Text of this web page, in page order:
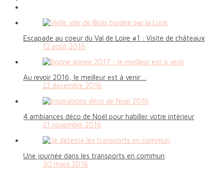
Escapade au coeur du Val de Loire #1 : Visite de châteaux
12 août 2016
Au revoir 2016, le meilleur est à venir…
22 décembre 2016
4 ambiances déco de Noël pour habiller votre intérieur
21 novembre 2016
Une journée dans les transports en commun
30 mars 2016